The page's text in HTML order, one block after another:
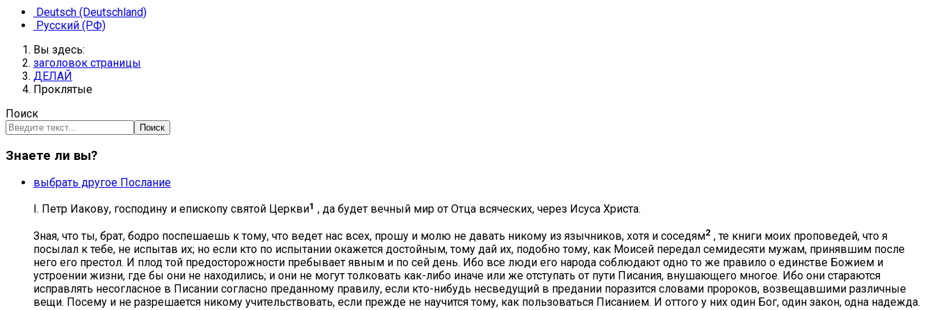
Deutsch (Deutschland)
Русский (РФ)
Вы здесь:
заголовок страницы
ДЕЛАЙ
Проклятые
Поиск
Поиск
Знаете ли вы?
выбрать другое Послание
I. Петр Иакову, господину и епископу святой Церкви1 , да будет вечный мир от Отца всяческих, через Исуса Христа.
Зная, что ты, брат, бодро поспешаешь к тому, что ведет нас всех, прошу и молю не давать никому из язычников, хотя и соседям2 , те книги моих проповедей, что я
посылал к тебе, не испытав их; но если кто по испытании окажется достойным, тому дай их, подобно тому, как Моисей передал семидесяти мужам, принявшим после
него его престол. И плод той предосторожности пребывает явным и по сей день. Ибо все люди его народа соблюдают одно то же правило о единстве Божием и
устроении жизни, где бы они не находились; и они не могут толковать как-либо иначе или же отступать от пути Писания, внушающего многое. Ибо они стараются
исправлять несогласное в Писании согласно преданному правилу, если кто-нибудь несведущий в предании поразится словами пророков, возвещавшими различные
вещи. Посему и не разрешается никому учительствовать, если прежде не научится тому, как пользоваться Писанием. И оттого у них один Бог, один закон, одна надежда.